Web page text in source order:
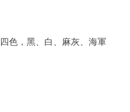
色，黑、白、麻灰、海軍